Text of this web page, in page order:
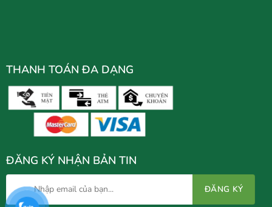
THANH TOÁN ĐA DẠNG
ĐĂNG KÝ NHẬN BẢN TIN